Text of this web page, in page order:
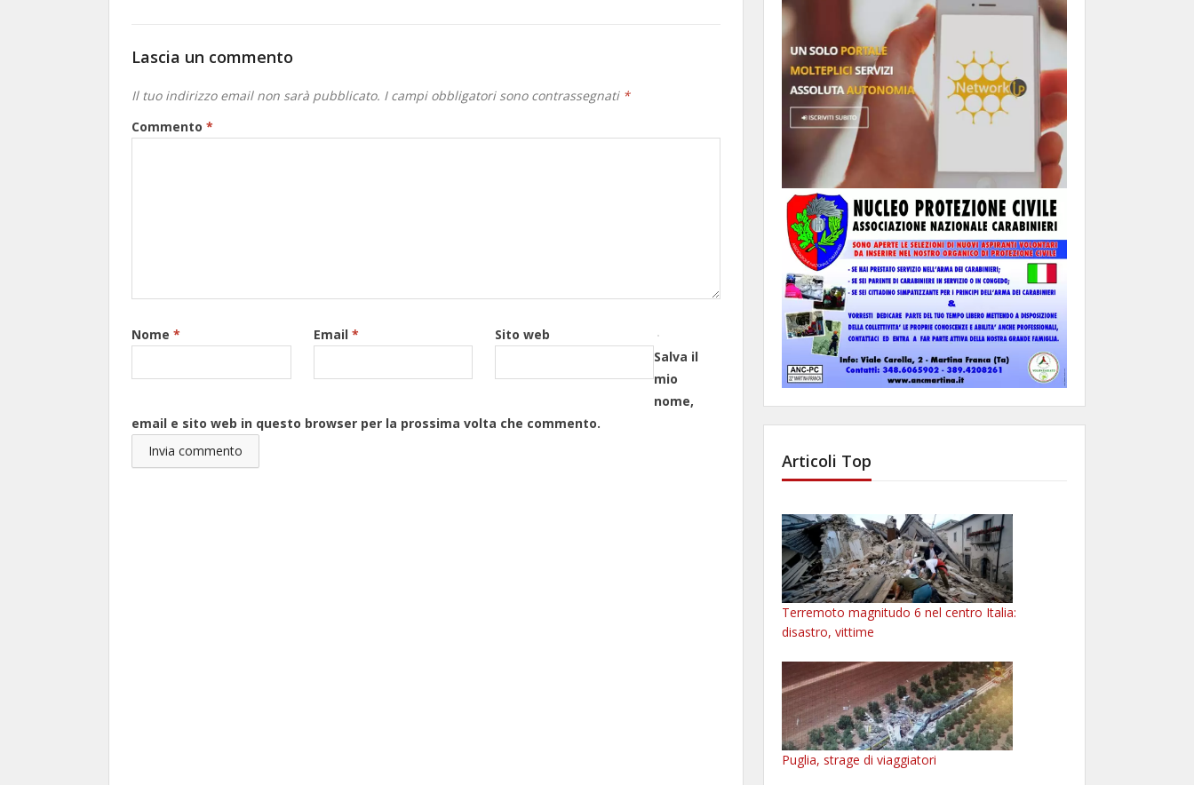
Lascia un commento
Il tuo indirizzo email non sarà pubblicato. I campi obbligatori sono contrassegnati *
Commento *
Nome * Email *
Sito web
Salva il
mio
nome,
email e sito web in questo browser per la prossima volta che commento.
Articoli Top
Terremoto magnitudo 6 nel centro Italia:
disastro, vittime
Puglia, strage di viaggiatori